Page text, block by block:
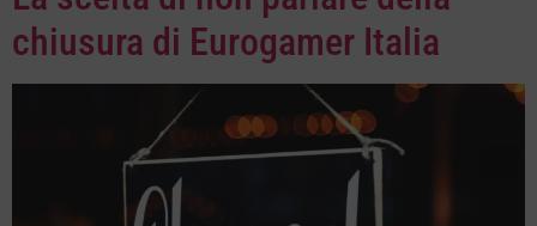
chiusura di Eurogamer Italia